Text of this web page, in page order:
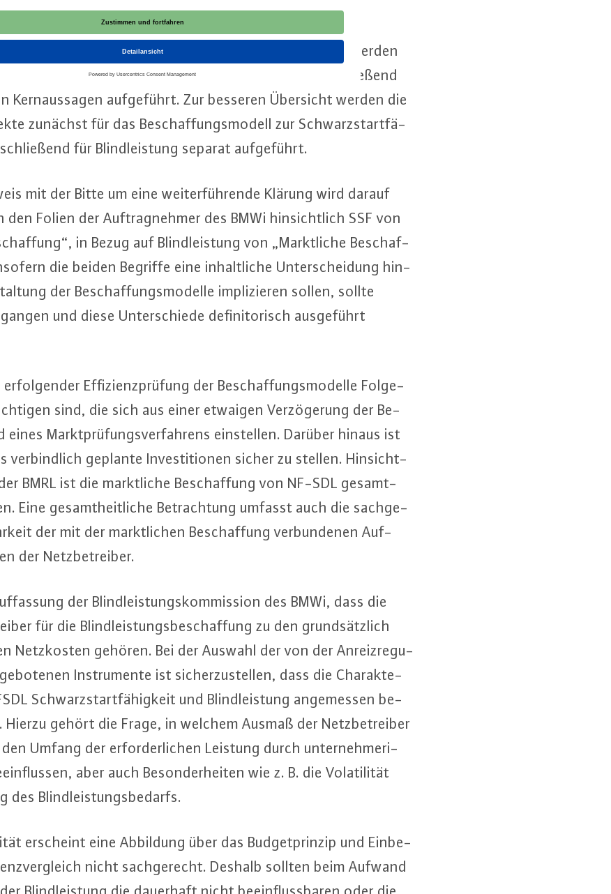
ein­flie­ßen werden.
des BMWi zur Struk­tu­rie­rung der Rück­mel­dung werden
Kern­punk­te, An­mer­kun­gen zu den Folien und an­schlie­ßend
Kern­aus­sa­gen auf­ge­führt. Zur besseren Übersicht werden die
zunächst für das Be­schaf­fungs­mo­dell zur Schwarz­start­fä­
für Blind­leis­tung separat auf­ge­führt.
mit der Bitte um eine wei­ter­füh­ren­de Klärung wird darauf
den Folien der Auf­trag­neh­mer des BMWi hin­sicht­lich SSF von
in Bezug auf Blind­leis­tung von „Markt­li­che Be­schaf­
die beiden Begriffe eine in­halt­li­che Un­ter­schei­dung hin­
der Be­schaf­fungs­mo­del­le im­pli­zie­ren sollen, sollte
und diese Un­ter­schie­de de­fi­ni­to­risch aus­ge­führt
Ef­fi­zi­enz­prü­fung der Be­schaf­fungs­mo­del­le Fol­ge­
sind, die sich aus einer etwaigen Ver­zö­ge­rung der Be­
eines Markt­prü­fungs­ver­fah­rens ein­stel­len. Darüber hinaus ist
ver­bind­lich geplante In­ves­ti­tio­nen sicher zu stellen. Hin­sicht­
BMRL ist die markt­li­che Be­schaf­fung von NF-SDL ge­samt­
Eine ge­samt­heit­li­che Be­trach­tung umfasst auch die sach­ge­
der mit der markt­li­chen Be­schaf­fung ver­bun­de­nen Auf­
der Netz­be­trei­ber.
der Blind­leis­tungs­kom­mis­si­on des BMWi, dass die
für die Blind­leis­tungs­be­schaf­fung zu den grund­sätz­lich
Netz­kos­ten gehören. Bei der Auswahl der von der An­reiz­re­gu­
In­stru­men­te ist si­cher­zu­stel­len, dass die Cha­rak­te­
Schwarz­start­fä­hig­keit und Blind­leis­tung an­ge­mes­sen be­
gehört die Frage, in welchem Ausmaß der Netz­be­trei­ber
Umfang der er­for­der­li­chen Leistung durch un­ter­neh­me­ri­
aber auch Be­son­der­hei­ten wie z. B. die Vo­la­ti­li­tät
des Blind­leis­tungs­be­darfs.
erscheint eine Abbildung über das Bud­get­prin­zip und Ein­be­
nicht sach­ge­recht. Deshalb sollten beim Aufwand